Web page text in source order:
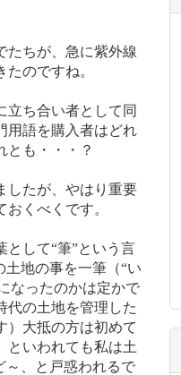
たちが、急に紫外線
のですね。
立ち合い者として同
用語を購入者はどれ
とも・・・？
したが、やはり重要
くべくです。
として“筆”という言
地の事を一筆（“い
なったのかは定かで
代の土地を管理した
）大抵の方は初めて
といわれても私は土
～、と戸惑われるで